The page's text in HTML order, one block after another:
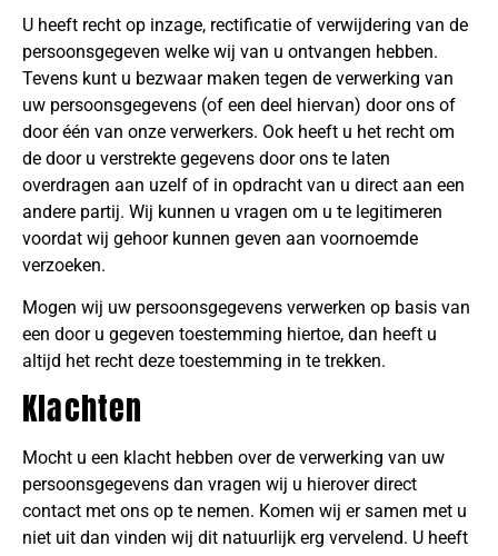
U heeft recht op inzage, rectificatie of verwijdering van de
persoonsgegeven welke wij van u ontvangen hebben.
Tevens kunt u bezwaar maken tegen de verwerking van
uw persoonsgegevens (of een deel hiervan) door ons of
door één van onze verwerkers. Ook heeft u het recht om
de door u verstrekte gegevens door ons te laten
overdragen aan uzelf of in opdracht van u direct aan een
andere partij. Wij kunnen u vragen om u te legitimeren
voordat wij gehoor kunnen geven aan voornoemde
verzoeken.
Mogen wij uw persoonsgegevens verwerken op basis van
een door u gegeven toestemming hiertoe, dan heeft u
altijd het recht deze toestemming in te trekken.
Klachten
Mocht u een klacht hebben over de verwerking van uw
persoonsgegevens dan vragen wij u hierover direct
contact met ons op te nemen. Komen wij er samen met u
niet uit dan vinden wij dit natuurlijk erg vervelend. U heeft